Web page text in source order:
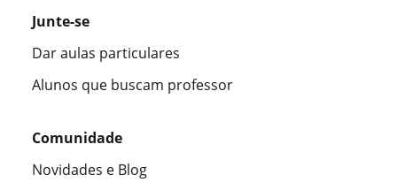
Junte-se
Dar aulas particulares
Alunos que buscam professor
Comunidade
Novidades e Blog